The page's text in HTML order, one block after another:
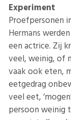
Experiment
Proefpersonen
Hermans
een actrice. Zij
veel, weinig, of
vaak ook eten,
eetgedrag
veel eet,
persoon weinig